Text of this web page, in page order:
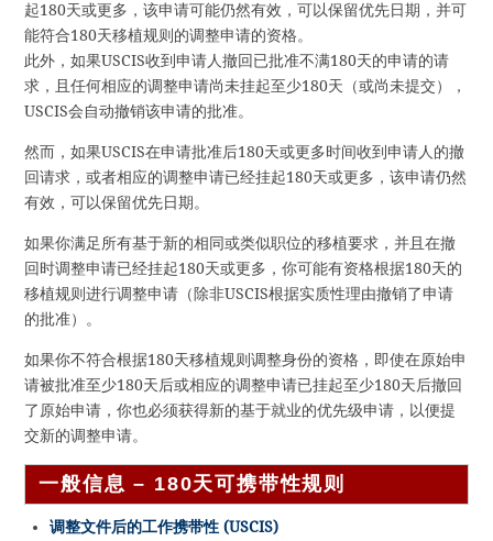
起180天或更多，该申请可能仍然有效，可以保留优先日期，并可
能符合180天移植规则的调整申请的资格。
此外，如果USCIS收到申请人撤回已批准不满180天的申请的请
求，且任何相应的调整申请尚未挂起至少180天（或尚未提交），
USCIS会自动撤销该申请的批准。
然而，如果USCIS在申请批准后180天或更多时间收到申请人的撤
回请求，或者相应的调整申请已经挂起180天或更多，该申请仍然
有效，可以保留优先日期。
如果你满足所有基于新的相同或类似职位的移植要求，并且在撤
回时调整申请已经挂起180天或更多，你可能有资格根据180天的
移植规则进行调整申请（除非USCIS根据实质性理由撤销了申请
的批准）。
如果你不符合根据180天移植规则调整身份的资格，即使在原始申
请被批准至少180天后或相应的调整申请已挂起至少180天后撤回
了原始申请，你也必须获得新的基于就业的优先级申请，以便提
交新的调整申请。
一般信息 – 180天可携带性规则
调整文件后的工作携带性 (USCIS)